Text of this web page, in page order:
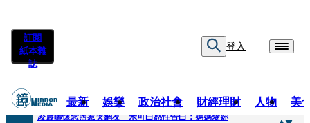
訂閱
紙本雜
誌
登入
最新 娛樂 政治社會 財經理財 人物 美
快訊
凌晨曬懷念照惹哭網友 米可白感性告白：媽媽愛妳